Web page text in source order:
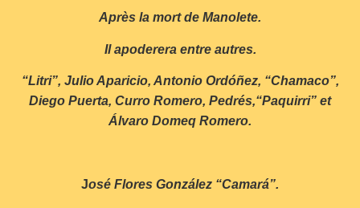
Après la mort de Manolete.
Il apoderera entre autres.
“Litri”, Julio Aparicio, Antonio Ordóñez, “Chamaco”,
Diego Puerta, Curro Romero, Pedrés,“Paquirri” et
Álvaro Domeq Romero.
José Flores González “Camará”.